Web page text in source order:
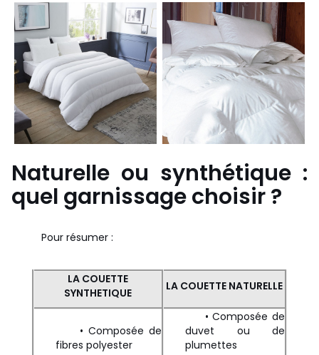
Naturelle ou synthétique :
quel garnissage choisir ?
Pour résumer :
LA COUETTE
SYNTHETIQUE
LA COUETTE NATURELLE
• Composée de
fibres polyester
• Composée de
duvet ou de
plumettes